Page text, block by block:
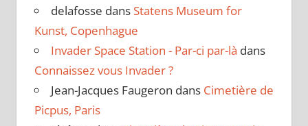
delafosse dans Statens Museum for
Kunst, Copenhague
Invader Space Station - Par-ci par-là dans
Connaissez vous Invader ?
Jean-Jacques Faugeron dans Cimetière de
Picpus, Paris